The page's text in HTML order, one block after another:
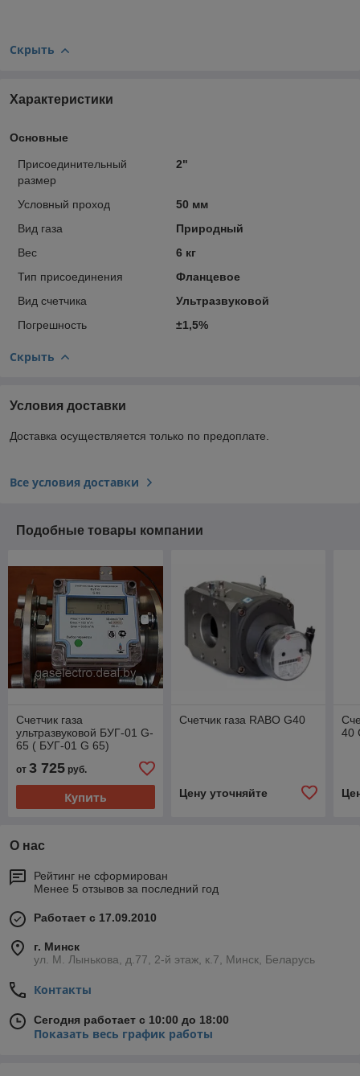
Скрыть
Характеристики
Основные
Присоединительный
размер
2"
Условный проход
50 мм
Вид газа
Природный
Вес
6 кг
Тип присоединения
Фланцевое
Вид счетчика
Ультразвуковой
Погрешность
±1,5%
Скрыть
Условия доставки
Доставка осуществляется только по предоплате.
Все условия доставки
Подобные товары компании
Счетчик газа
ультразвуковой БУГ-01 G-
65 ( БУГ-01 G 65)
от 3 725 руб.
Купить
Счетчик газа RABO G40
Цену уточняйте
40
О нас
Рейтинг не сформирован
Менее 5 отзывов за последний год
Работает с 17.09.2010
г. Минск
ул. М. Лынькова, д.77, 2-й этаж, к.7, Минск, Беларусь
Контакты
Сегодня работает с 10:00 до 18:00
Показать весь график работы